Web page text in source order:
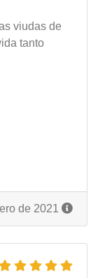
viudas de
tanto
de 2021